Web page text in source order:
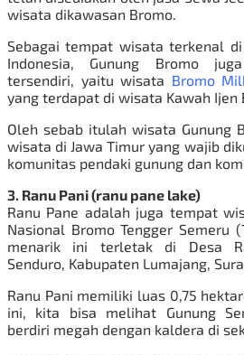
wisata dikawasan Bromo.
Sebagai tempat wisata terkenal di
Indonesia, Gunung Bromo
tersendiri, yaitu wisata Bromo
yang terdapat di wisata Kawah Ijen
Oleh sebab itulah wisata Gunung
wisata di Jawa Timur yang wajib
komunitas pendaki gunung dan
3. Ranu Pani (ranu pane lake)
Ranu Pane adalah juga tempat
Nasional Bromo Tengger Semeru
menarik
ini terletak di Desa
Senduro, Kabupaten Lumajang,
Ranu Pani memiliki luas 0,75
ini, kita bisa melihat Gunung
berdiri megah dengan kaldera di